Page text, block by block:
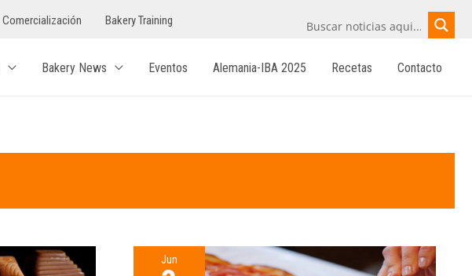
Comercialización Bakery Training
Bakery News Eventos Alemania-IBA 2025 Recetas Contacto
Jun